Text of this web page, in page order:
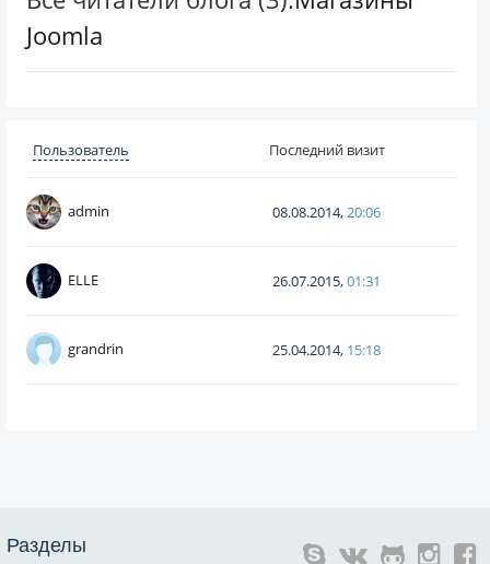
Joomla
Пользователь Последний визит
admin 08.08.2014, 20:06
ELLE 26.07.2015,01:31
grandrin 25.04.2014, 15:18
Разделы